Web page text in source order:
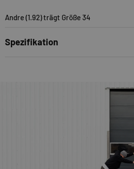
Andre (1.92) trägt Größe 34
Spezifikation